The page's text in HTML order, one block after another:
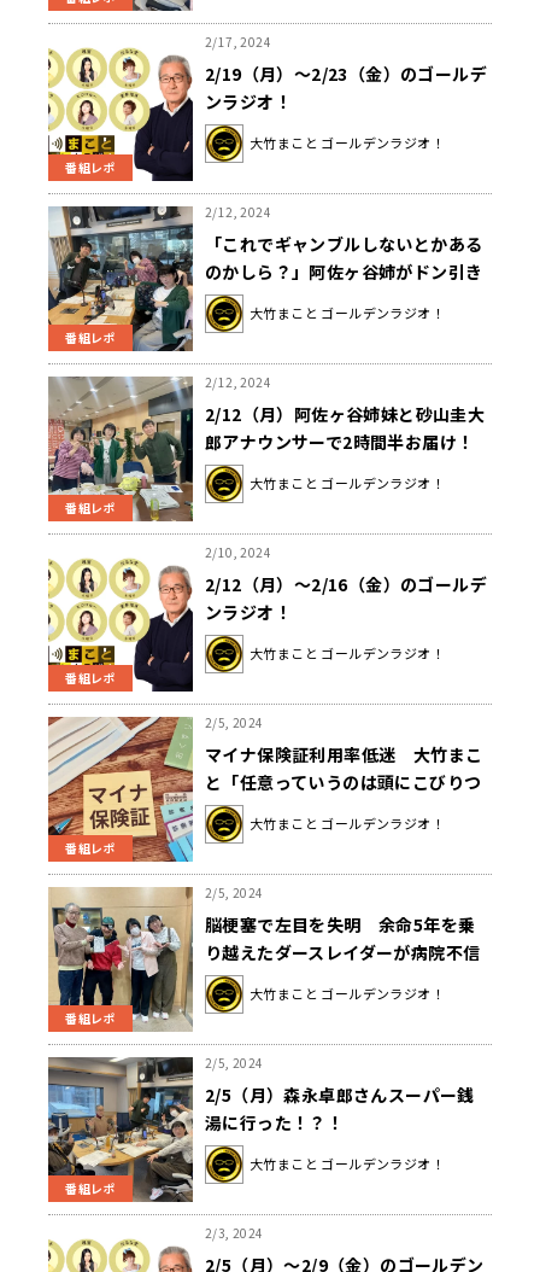
番組レポ
2/17, 2024
2/19（月）～2/23（金）のゴールデ
ンラジオ！
大竹まこと ゴールデンラジオ！
番組レポ
2/12, 2024
「これでギャンブルしないとかある
のかしら？」阿佐ヶ谷姉がドン引き
した“競馬大好き？”男のポイントと
は
大竹まこと ゴールデンラジオ！
番組レポ
2/12, 2024
2/12（月）阿佐ヶ谷姉妹と砂山圭大
郎アナウンサーで2時間半お届け！
大竹まこと ゴールデンラジオ！
番組レポ
2/10, 2024
2/12（月）～2/16（金）のゴールデ
ンラジオ！
大竹まこと ゴールデンラジオ！
番組レポ
2/5, 2024
マイナ保険証利用率低迷 大竹まこ
と「任意っていうのは頭にこびりつ
いてますね」
大竹まこと ゴールデンラジオ！
番組レポ
2/5, 2024
脳梗塞で左目を失明 余命5年を乗
り越えたダースレイダーが病院不信
になった両親の最期を語る
大竹まこと ゴールデンラジオ！
番組レポ
2/5, 2024
2/5（月）森永卓郎さんスーパー銭
湯に行った！？！
大竹まこと ゴールデンラジオ！
2/3, 2024
2/5（月）～2/9（金）のゴールデン